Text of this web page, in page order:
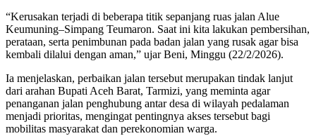
“Kerusakan terjadi di beberapa titik sepanjang ruas jalan Alue
Keumuning–Simpang Teumaron. Saat ini kita lakukan pembersihan,
perataan, serta penimbunan pada badan jalan yang rusak agar bisa
kembali dilalui dengan aman,” ujar Beni, Minggu (22/2/2026).
Ia menjelaskan, perbaikan jalan tersebut merupakan tindak lanjut
dari arahan Bupati Aceh Barat, Tarmizi, yang meminta agar
penanganan jalan penghubung antar desa di wilayah pedalaman
menjadi prioritas, mengingat pentingnya akses tersebut bagi
mobilitas masyarakat dan perekonomian warga.